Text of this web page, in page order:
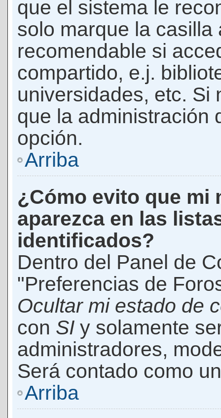
que el sistema le
solo marque la casilla
recomendable si
compartido, e.j.
universidades, etc. Si
que la administración
opción.
Arriba
¿Cómo evito que mi
aparezca en las
identificados?
Dentro del Panel de
"Preferencias de
Ocultar mi estado de
con SI y solamente
administradores,
Será contado como
Arriba